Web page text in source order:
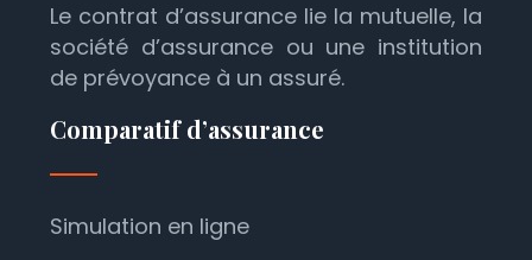
Le contrat d’assurance lie la mutuelle, la
société d’assurance ou une institution
de prévoyance à un assuré.
Comparatif d’assurance
Simulation en ligne